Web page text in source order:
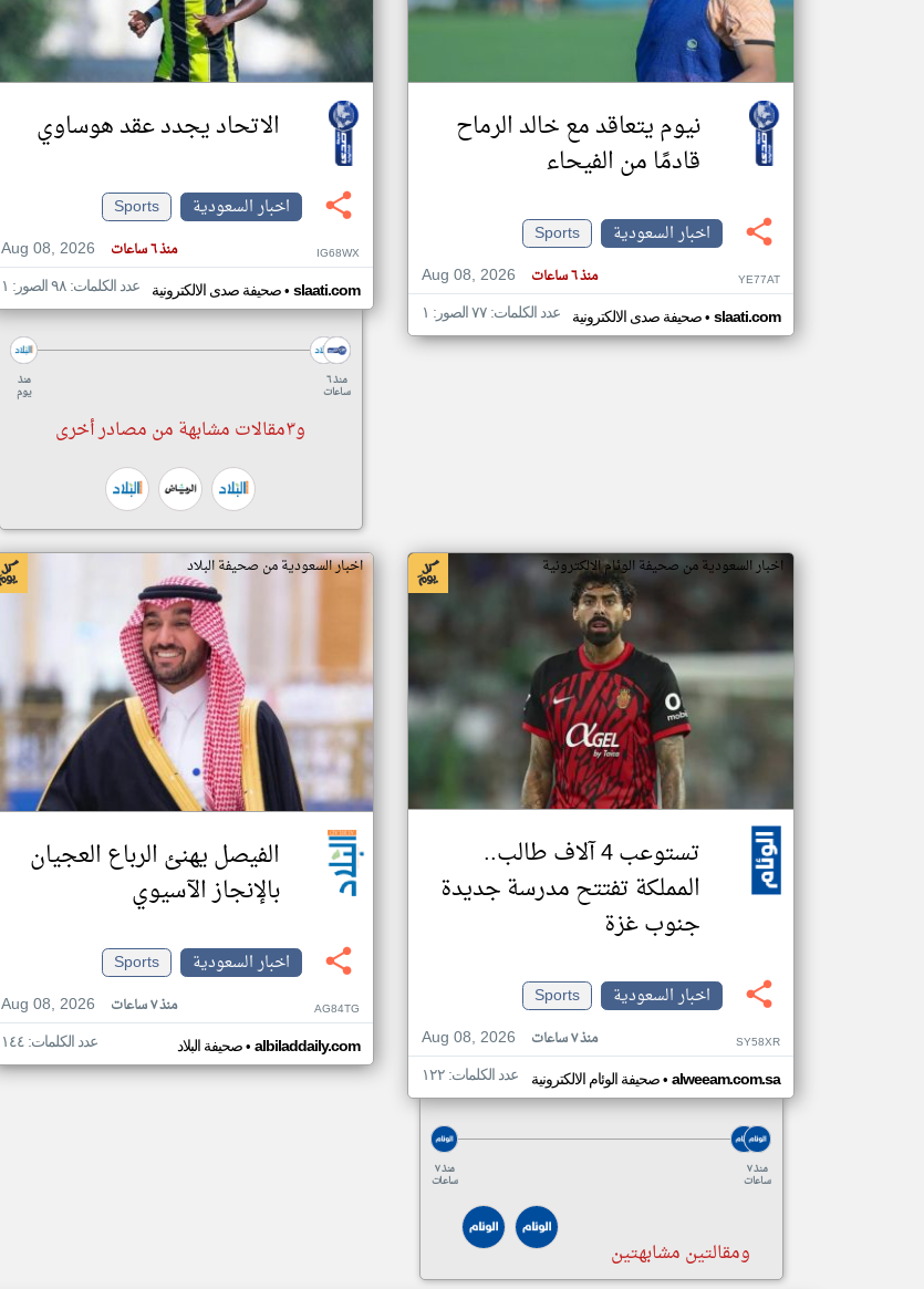
نيوم يتعاقد مع خالد الرماح
قادمًا من الفيحاء
اخبار السعودية
Sports
Aug 08, 2026
منذ ٦ ساعات YE77AT
صحيفة صدى الالكترونية• slaati.com عدد الكلمات: ٧٧ الصور: ١
الاتحاد يجدد عقد هوساوي
اخبار السعودية
Sports
Aug 08, 2026
منذ ٦ ساعات IG68WX
صحيفة صدى الالكترونية• slaati.com عدد الكلمات: ٩٨ الصور: ١
منذ
يوم
منذ ٦
ساعات
و٣مقالات مشابهة من مصادر أخرى
اخبار السعودية من صحيفة الوئام الالكترونية
تستوعب 4 آلاف طالب..
المملكة تفتتح مدرسة جديدة
جنوب غزة
اخبار السعودية
Sports
Aug 08, 2026
منذ ٧ ساعات SY58XR
صحيفة الوئام الالكترونية• alweeam.com.sa عدد الكلمات: ١٢٢
منذ ٧
ساعات
منذ ٧
ساعات
ومقالتين مشابهتين
اخبار السعودية من صحيفة البلاد
الفيصل يهنئ الرباع العجيان
بالإنجاز الآسيوي
اخبار السعودية
Sports
Aug 08, 2026
منذ ٧ ساعات AG84TG
صحيفة البلاد• albiladdaily.com عدد الكلمات: ١٤٤